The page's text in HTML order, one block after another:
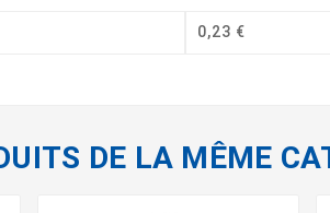
0,23 €
DE LA MÊME